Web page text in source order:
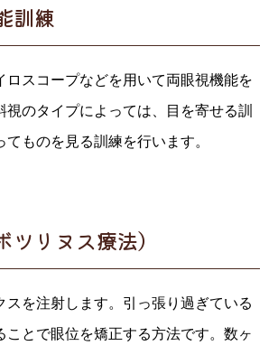
訓練
ロスコープなどを用いて両眼視機能を
視のタイプによっては、目を寄せる訓
ものを見る訓練を行います。
ツリヌス療法）
スを注射します。引っ張り過ぎている
ことで眼位を矯正する方法です。数ヶ